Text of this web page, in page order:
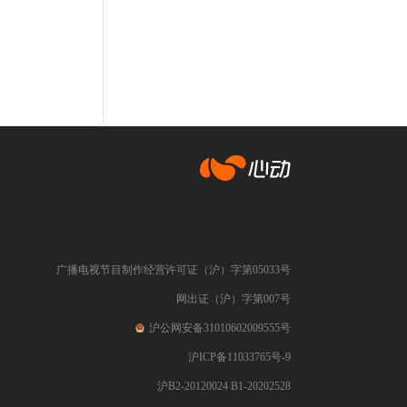
广播电视节目制作经营许可证（沪）字第05033号
网出证（沪）字第007号
沪公网安备31010602009555号
沪ICP备11033765号-9
沪B2-20120024 B1-20202528
心动网络